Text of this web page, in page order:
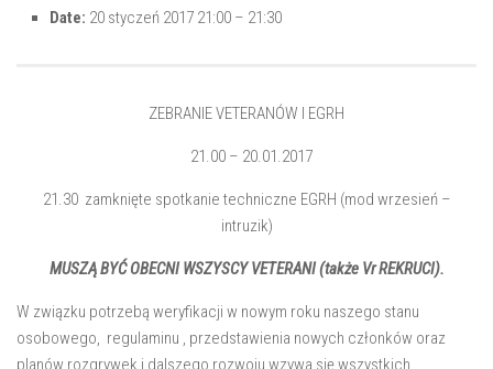
Date: 20 styczeń 2017 21:00 – 21:30
ZEBRANIE VETERANÓW I EGRH
21.00 – 20.01.2017
21.30 zamknięte spotkanie techniczne EGRH (mod wrzesień –
intruzik)
MUSZĄ BYĆ OBECNI WSZYSCY VETERANI (także Vr REKRUCI).
W związku potrzebą weryfikacji w nowym roku naszego stanu
osobowego, regulaminu , przedstawienia nowych członków oraz
planów rozgrywek i dalszego rozwoju wzywa się wszystkich